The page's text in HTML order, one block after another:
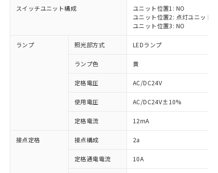
スイッチユニット構成
ユニット位置1: NO
ユニット位置2: 点灯ユニット
ユニット位置3: NO
ランプ 照光部方式 LEDランプ
ランプ色 黄
定格電圧 AC/DC24V
使用電圧 AC/DC24V±10%
定格電流 12mA
接点定格 接点構成 2a
定格通電電流 10A
ご利用条件
※1 対応状況
対応済み：EU RoHS指令（10物質）の
非含有に対応した製品が提供可能な商品で
す。
対応予定：EU RoHS指令（10物質）の非含
有に対応した製品に切り替える予定のある